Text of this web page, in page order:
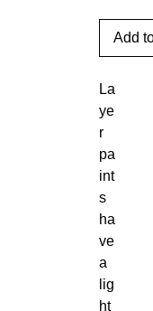
Add
La
ye
r
pa
int
s
ha
ve
a
lig
ht